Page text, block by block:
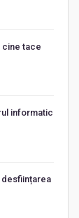
cine tace
informatic